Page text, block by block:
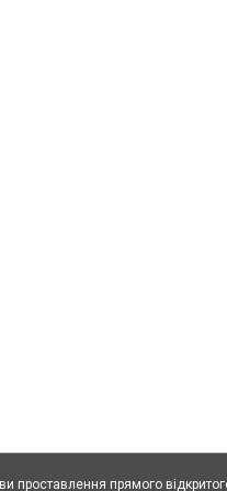
проставлення прямого